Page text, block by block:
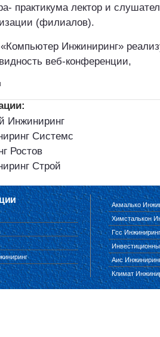
практикума лектор и
(филиалов).
Инжиниринг»
веб-конференции,
Инжиниринг
Системс
Ростов
Строй
Акмалько
Химсталькон
Гсс Инжиниринг
Аис
Климат